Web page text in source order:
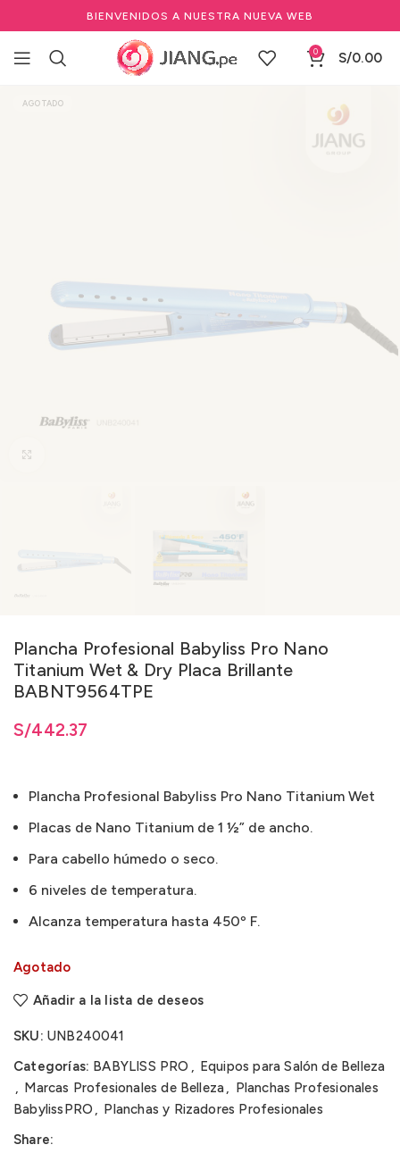
BIENVENIDOS A NUESTRA NUEVA WEB
0 S/0.00
Inicio Marcas Profesionales de Belleza
AGOTADO
Plancha Profesional Babyliss Pro Nano
Titanium Wet & Dry Placa Brillante
BABNT9564TPE
S/442.37
Plancha Profesional Babyliss Pro Nano Titanium Wet
Placas de Nano Titanium de 1 ½” de ancho.
Para cabello húmedo o seco.
6 niveles de temperatura.
Alcanza temperatura hasta 450º F.
Agotado
Añadir a la lista de deseos
SKU: UNB240041
Categorías: BABYLISS PRO , Equipos para Salón de Belleza
, Marcas Profesionales de Belleza,
Planchas Profesionales
BabylissPRO , Planchas y Rizadores Profesionales
Share: